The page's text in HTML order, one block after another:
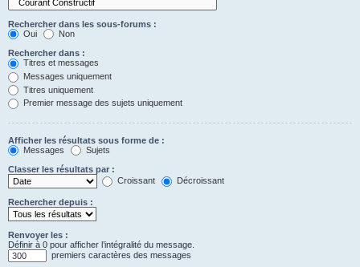
Rechercher dans les sous-forums :
Oui
Non
Rechercher dans :
Titres et messages
Messages uniquement
Titres uniquement
Premier message des sujets uniquement
Afficher les résultats sous forme de :
Messages
Sujets
Classer les résultats par :
Croissant
Décroissant
Rechercher depuis :
Renvoyer les :
Définir à 0 pour afficher l’intégralité du message.
premiers caractères des messages